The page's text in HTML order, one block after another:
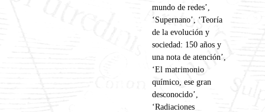
mundo de redes’,
‘Supernano’, ‘Teoría
de la evolución y
sociedad: 150 años y
una nota de atención’,
‘El matrimonio
químico, ese gran
desconocido’,
‘Radiaciones